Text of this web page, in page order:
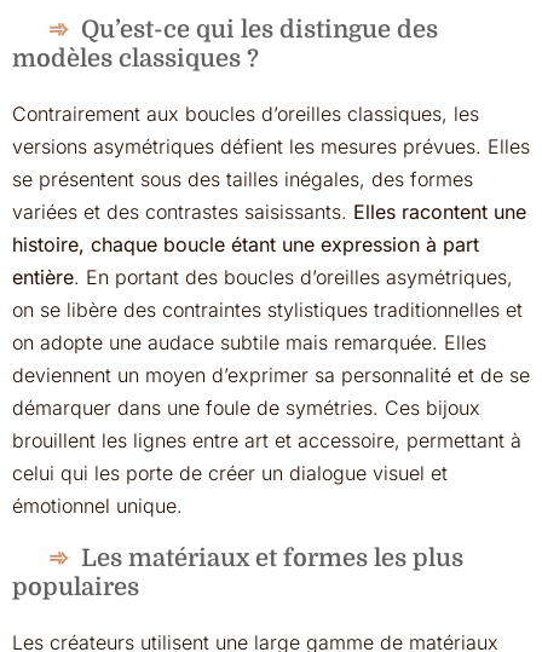
Qu’est-ce qui les distingue des
modèles classiques ?
Contrairement aux boucles d’oreilles classiques, les
versions asymétriques défient les mesures prévues. Elles
se présentent sous des tailles inégales, des formes
variées et des contrastes saisissants. Elles racontent une
histoire, chaque boucle étant une expression à part
entière. En portant des boucles d’oreilles asymétriques,
on se libère des contraintes stylistiques traditionnelles et
on adopte une audace subtile mais remarquée. Elles
deviennent un moyen d’exprimer sa personnalité et de se
démarquer dans une foule de symétries. Ces bijoux
brouillent les lignes entre art et accessoire, permettant à
celui qui les porte de créer un dialogue visuel et
émotionnel unique.
Les matériaux et formes les plus
populaires
Les créateurs utilisent une large gamme de matériaux